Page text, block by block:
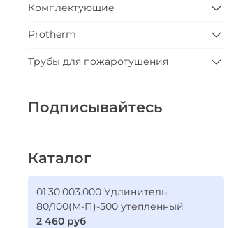
Комплектующие
Protherm
Трубы для пожаротушения
Подписывайтесь
Каталог
01.30.003.000 Удлинитель
80/100(М-П)-500 утепленный
2 460 руб